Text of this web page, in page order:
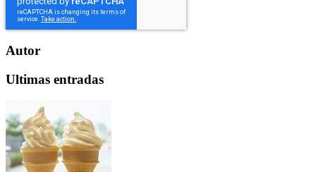
Autor
Ultimas entradas